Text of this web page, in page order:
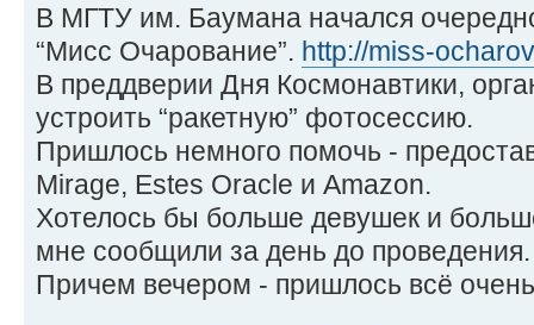
В МГТУ им. Баумана начался
“Мисс Очарование”. http://miss-
В преддверии Дня Космонавтики,
устроить “ракетную” фотосессию.
Пришлось немного помочь -
Mirage, Estes Oracle и Amazon.
Хотелось бы больше девушек и
мне сообщили за день до проведения.
Причем вечером - пришлось всё